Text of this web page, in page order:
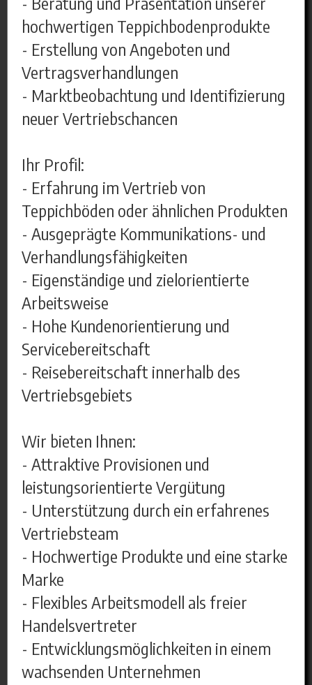
hochwertigen Teppichbodenprodukte
- Erstellung von Angeboten und
Vertragsverhandlungen
- Marktbeobachtung und Identifizierung
neuer Vertriebschancen
Ihr Profil:
- Erfahrung im Vertrieb von
Teppichböden oder ähnlichen Produkten
- Ausgeprägte Kommunikations- und
Verhandlungsfähigkeiten
- Eigenständige und zielorientierte
Arbeitsweise
- Hohe Kundenorientierung und
Servicebereitschaft
- Reisebereitschaft innerhalb des
Vertriebsgebiets
Wir bieten Ihnen:
- Attraktive Provisionen und
leistungsorientierte Vergütung
- Unterstützung durch ein erfahrenes
Vertriebsteam
- Hochwertige Produkte und eine starke
Marke
- Flexibles Arbeitsmodell als freier
Handelsvertreter
- Entwicklungsmöglichkeiten in einem
wachsenden Unternehmen